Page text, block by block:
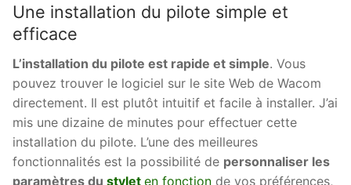
Une installation du pilote simple et
efficace
L’installation du pilote est rapide et simple. Vous
pouvez trouver le logiciel sur le site Web de Wacom
directement. Il est plutôt intuitif et facile à installer. J’ai
mis une dizaine de minutes pour effectuer cette
installation du pilote. L’une des meilleures
fonctionnalités est la possibilité de personnaliser les
paramètres du stylet en fonction de vos préférences,